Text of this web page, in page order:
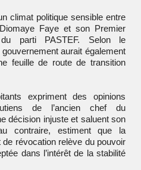
climat politique sensible entre
Faye et son Premier
du parti PASTEF. Selon le
aurait également
feuille de route de transition
expriment des opinions
de l’ancien chef du
décision injuste et saluent son
contraire, estiment que la
révocation relève du pouvoir
dans l’intérêt de la stabilité